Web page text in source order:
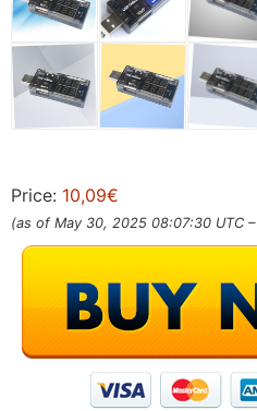
Price: 10,09€
(as of May 30, 2025 08:07:30 UTC –